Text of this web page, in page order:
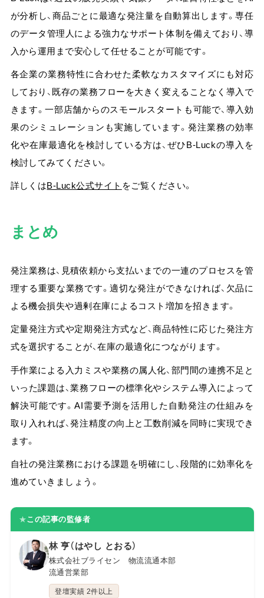
が分析し、商品ごとに最適な発注量を自動算出します。専任
のデータ管理人による強力なサポート体制を備えており、導
入から運用まで安心して任せることが可能です。
各企業の業務特性に合わせた柔軟なカスタマイズにも対応
しており、既存の業務フローを大きく変えることなく導入で
きます。一部店舗からのスモールスタートも可能で、導入効
果のシミュレーションも実施しています。発注業務の効率
化や在庫最適化を検討している方は、ぜひB-Luckの導入を
検討してみてください。
詳しくはB-Luck公式サイト をご覧ください。
まとめ
発注業務は、見積依頼から支払いまでの一連のプロセスを管
理する重要な業務です。適切な発注ができなければ、欠品に
よる機会損失や過剰在庫によるコスト増加を招きます。
定量発注方式や定期発注方式など、商品特性に応じた発注方
式を選択することが、在庫の最適化につながります。
手作業による入力ミスや業務の属人化、部門間の連携不足と
いった課題は、業務フローの標準化やシステム導入によって
解決可能です。AI需要予測を活用した自動発注の仕組みを
取り入れれば、発注精度の向上と工数削減を同時に実現でき
ます。
自社の発注業務における課題を明確にし、段階的に効率化を
進めていきましょう。
★この記事の監修者
林 亨（はやし とおる）
株式会社ブライセン 物流流通本部
流通営業部
登壇実績 2件以上